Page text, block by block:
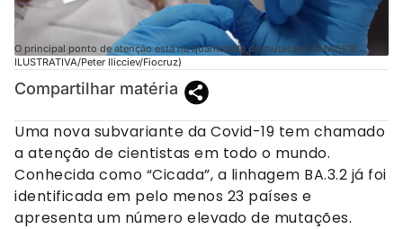
O principal ponto de atenção está na quantidade de mutações (IMAGEM
ILUSTRATIVA/Peter Ilicciev/Fiocruz)
Compartilhar matéria
Uma nova subvariante da Covid-19 tem chamado
a atenção de cientistas em todo o mundo.
Conhecida como “Cicada”, a linhagem BA.3.2 já foi
identificada em pelo menos 23 países e
apresenta um número elevado de mutações.